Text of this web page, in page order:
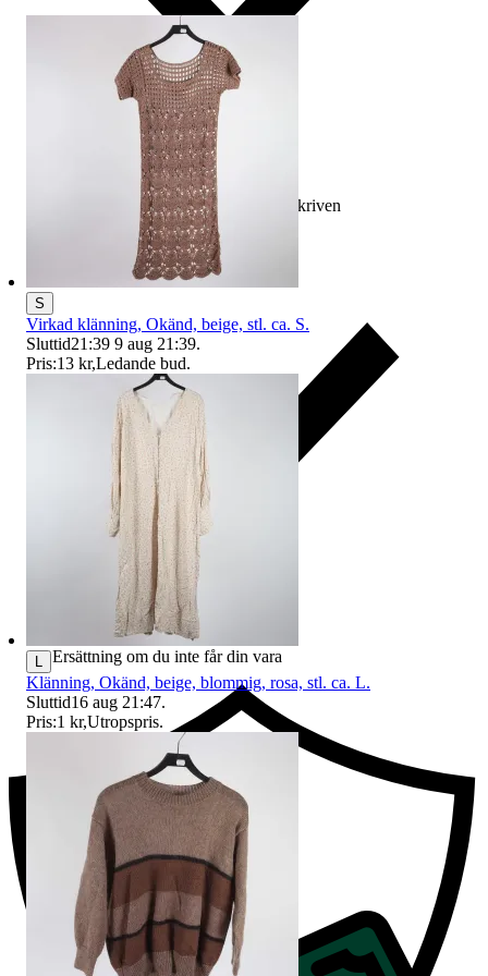
Ersättning om varan inte är som beskriven
Ersättning om du inte får din vara
S
Virkad klänning, Okänd, beige, stl. ca. S.
Sluttid21:39 9 aug 21:39.
Pris:13 kr,Ledande bud.
L
Klänning, Okänd, beige, blommig, rosa, stl. ca. L.
Sluttid16 aug 21:47.
Pris:1 kr,Utropspris.